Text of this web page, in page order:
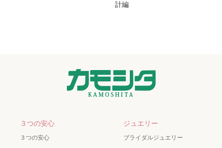
計編
３つの安心
３つの安心
ジュエリー
ブライダルジュエリー